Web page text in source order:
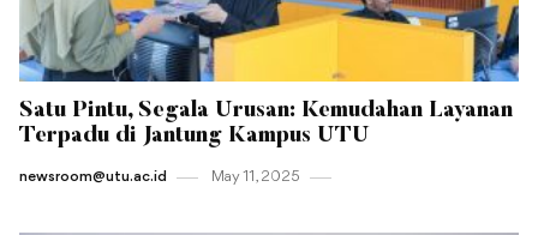
Satu Pintu, Segala Urusan: Kemudahan Layanan
Terpadu di Jantung Kampus UTU
newsroom@utu.ac.id May 11 , 2025